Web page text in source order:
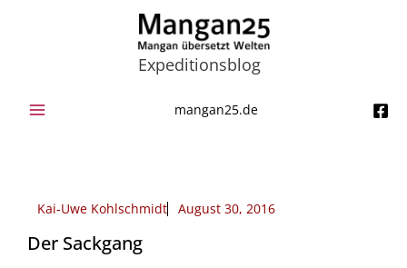
Expeditionsblog
mangan25.de
Kai-Uwe Kohlschmidt August 30, 2016
Der Sackgang